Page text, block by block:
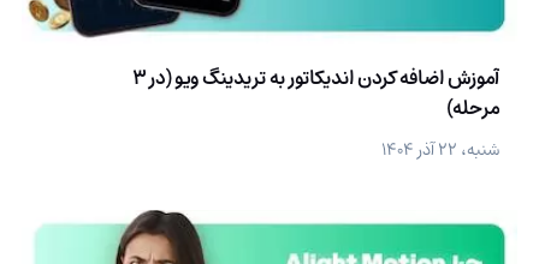
آموزش اضافه کردن اندیکاتور به تریدینگ ویو (در 3
مرحله)
شنبه، ۲۲ آذر ۱۴۰۴